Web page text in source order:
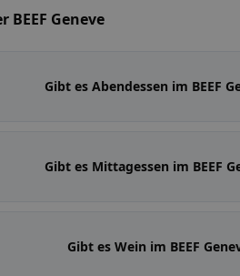
Geneve
Gibt es Abendessen im BEEF
Gibt es Mittagessen im BEEF
Gibt es Wein im BEEF